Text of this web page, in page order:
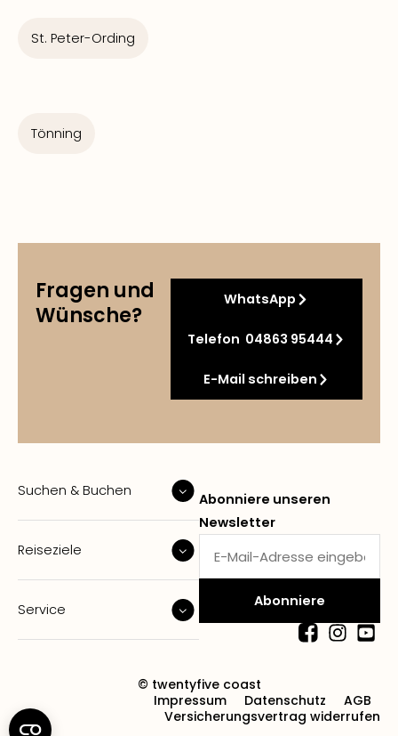
St. Peter-Ording
Tönning
Fragen und
Wünsche?
WhatsApp
Telefon 04863 95444
E-Mail schreiben
Suchen & Buchen
Reiseziele
Service
Abonniere unseren
Newsletter
© twentyfive coast
Impressum
Datenschutz
AGB
Versicherungsvertrag widerrufen